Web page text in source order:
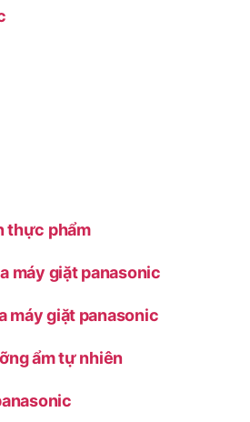
thực phẩm
máy giặt panasonic
máy giặt panasonic
ẩm tự nhiên